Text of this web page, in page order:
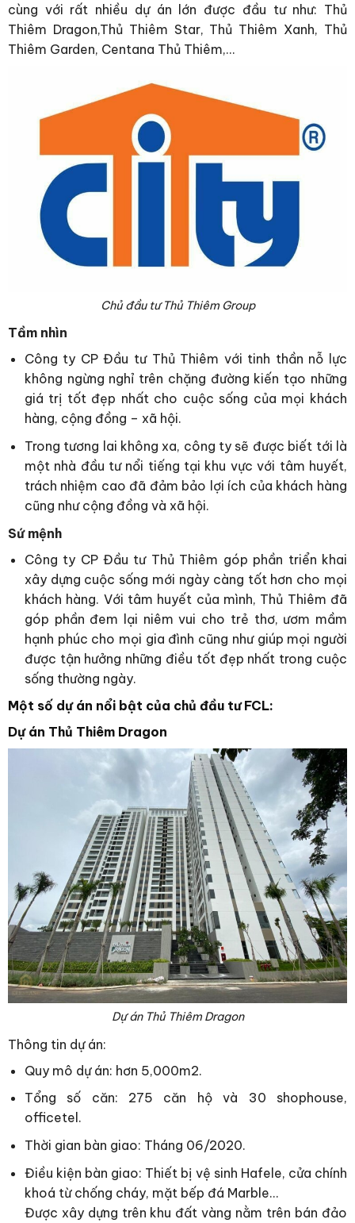
cùng với rất nhiều dự án lớn được đầu tư như: Thủ
Thiêm Dragon,Thủ Thiêm Star, Thủ Thiêm Xanh, Thủ
Thiêm Garden, Centana Thủ Thiêm,…
Chủ đầu tư Thủ Thiêm Group
Tầm nhìn
Công ty CP Đầu tư Thủ Thiêm với tinh thần nỗ lực
không ngừng nghỉ trên chặng đường kiến tạo những
giá trị tốt đẹp nhất cho cuộc sống của mọi khách
hàng, cộng đồng – xã hội.
Trong tương lai không xa, công ty sẽ được biết tới là
một nhà đầu tư nổi tiếng tại khu vực với tâm huyết,
trách nhiệm cao đã đảm bảo lợi ích của khách hàng
cũng như cộng đồng và xã hội.
Sứ mệnh
Công ty CP Đầu tư Thủ Thiêm góp phần triển khai
xây dựng cuộc sống mới ngày càng tốt hơn cho mọi
khách hàng. Với tâm huyết của mình, Thủ Thiêm đã
góp phần đem lại niêm vui cho trẻ thơ, ươm mầm
hạnh phúc cho mọi gia đình cũng như giúp mọi người
được tận hưởng những điều tốt đẹp nhất trong cuộc
sống thường ngày.
Một số dự án nổi bật của chủ đầu tư FCL:
Dự án Thủ Thiêm Dragon
Dự án Thủ Thiêm Dragon
Thông tin dự án:
Quy mô dự án: hơn 5,000m2.
Tổng số căn: 275 căn hộ và 30 shophouse,
officetel.
Thời gian bàn giao: Tháng 06/2020.
Điều kiện bàn giao: Thiết bị vệ sinh Hafele, cửa chính
khoá từ chống cháy, mặt bếp đá Marble…
Được xây dựng trên khu đất vàng nằm trên bán đảo